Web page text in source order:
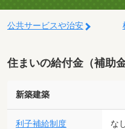
公共サービスや治安
住まいの給付金（補助
新築建築
利子補給制度 な